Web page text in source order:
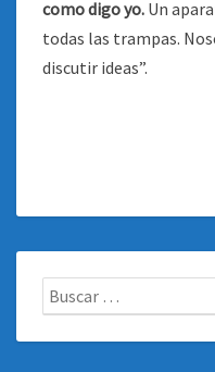
como digo yo. Un
todas las trampas.
discutir ideas”.
Buscar: